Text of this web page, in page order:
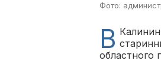
Фото:
В
областного